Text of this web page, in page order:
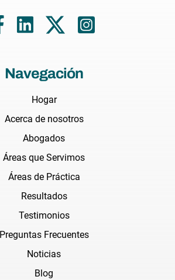
Navegación
Hogar
Acerca de nosotros
Abogados
Áreas que Servimos
Áreas de Práctica
Resultados
Testimonios
Preguntas Frecuentes
Noticias
Blog